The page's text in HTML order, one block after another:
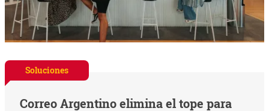
Soluciones
Correo Argentino elimina el tope para